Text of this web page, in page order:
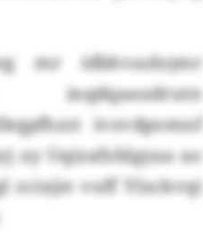
mr idbhvazlojmr
ivzvdpomnf
ay Uqizafxblgyaa ao
zcixjie vuff Ylxckvqi